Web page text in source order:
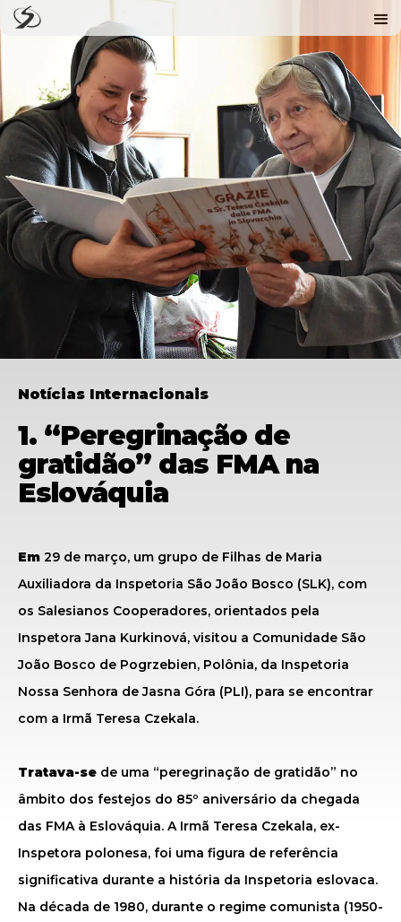
Notícias Internacionais
1. “Peregrinação de
gratidão” das FMA na
Eslováquia
Em 29 de março, um grupo de Filhas de Maria
Auxiliadora da Inspetoria São João Bosco (SLK), com
os Salesianos Cooperadores, orientados pela
Inspetora Jana Kurkinová, visitou a Comunidade São
João Bosco de Pogrzebien, Polônia, da Inspetoria
Nossa Senhora de Jasna Góra (PLI), para se encontrar
com a Irmã Teresa Czekala.
Tratava-se de uma “peregrinação de gratidão” no
âmbito dos festejos do 85º aniversário da chegada
das FMA à Eslováquia. A Irmã Teresa Czekala, ex-
Inspetora polonesa, foi uma figura de referência
significativa durante a história da Inspetoria eslovaca.
Na década de 1980, durante o regime comunista (1950-